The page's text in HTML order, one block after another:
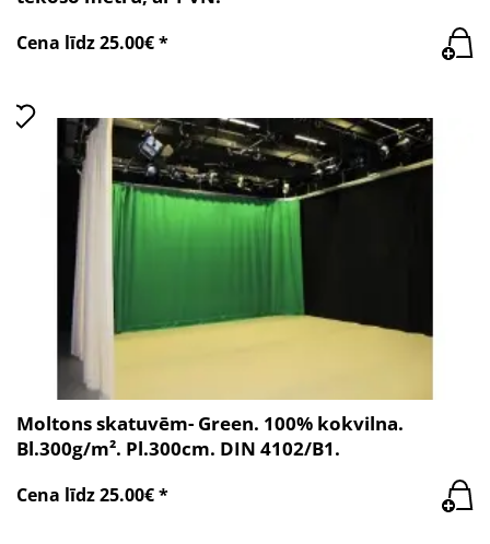
Cena līdz 25.00€ *
Moltons skatuvēm- Green. 100% kokvilna.
Bl.300g/m². Pl.300cm. DIN 4102/B1.
Cena līdz 25.00€ *